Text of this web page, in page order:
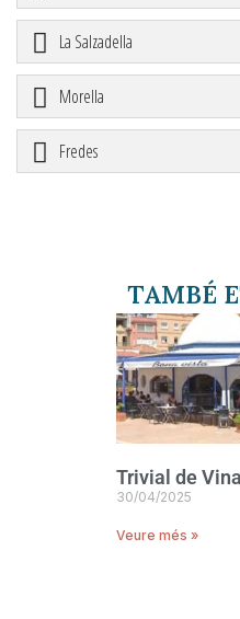
La Salzadella
Morella
Fredes
TAMBÉ
Trivial de
30/04/2025
Veure més »